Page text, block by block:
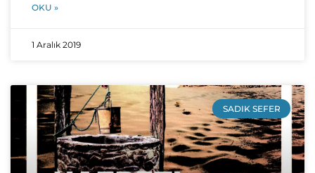
OKU »
1 Aralık 2019
SADIK SEFER